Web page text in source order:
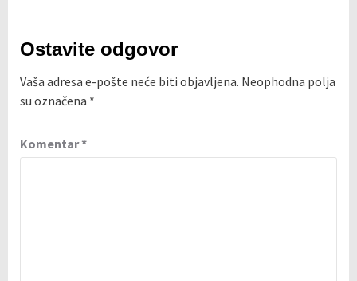
Ostavite odgovor
Vaša adresa e-pošte neće biti objavljena. Neophodna polja
su označena *
Komentar*